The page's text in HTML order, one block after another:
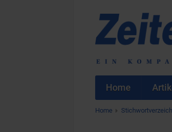
Home
Home